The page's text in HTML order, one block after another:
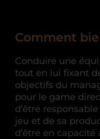
Comment
Conduire une
tout en lui fixant
objectifs du
pour le game
d’être
jeu et de sa
d’être en